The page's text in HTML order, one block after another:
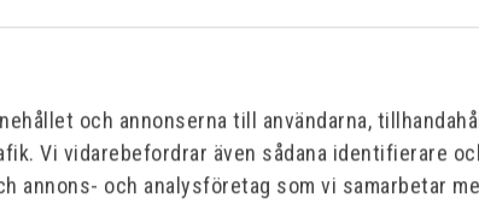
och annonserna till användarna,
Vi vidarebefordrar även sådana identifierare
annons- och analysföretag som vi samarbetar